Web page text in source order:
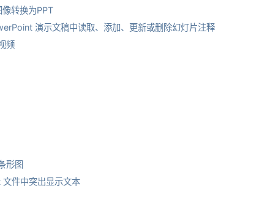
转换为PPT
演示文稿中读取、添加、更新或删除幻灯片注释
频
形图
件中突出显示文本